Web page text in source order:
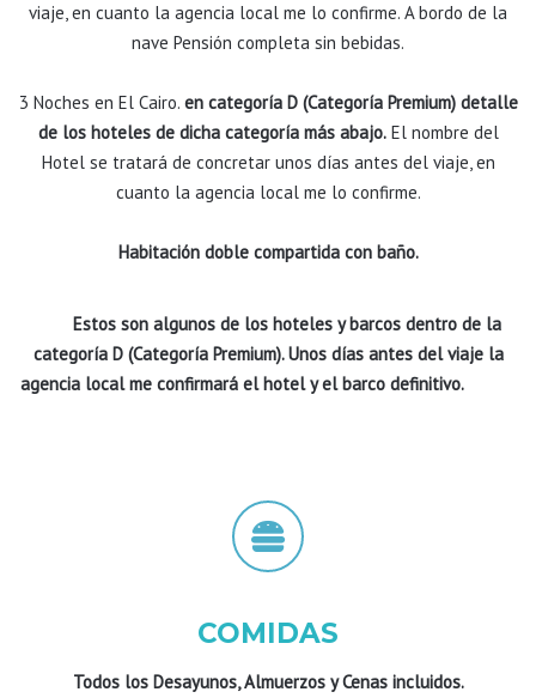
viaje, en cuanto la agencia local me lo confirme. A bordo de la
nave Pensión completa sin bebidas.
3 Noches en El Cairo. en categoría D (Categoría Premium) detalle
de los hoteles de dicha categoría más abajo.El nombre del
Hotel se tratará de concretar unos días antes del viaje, en
cuanto la agencia local me lo confirme.
Habitación doble compartida con baño.
Estos son algunos de los hoteles y barcos dentro de la
categoría D (Categoría Premium). Unos días antes del viaje la
agencia local me confirmará el hotel y el barco definitivo.
COMIDAS
Todos los Desayunos, Almuerzos y Cenas incluidos.